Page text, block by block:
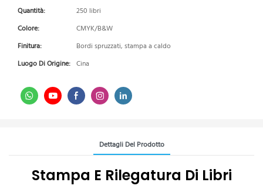
Quantità:
250 libri
Colore:
CMYK/B&W
Finitura:
Bordi spruzzati, stampa a caldo
Luogo Di Origine: Cina
Dettagli Del Prodotto
Stampa E Rilegatura Di Libri